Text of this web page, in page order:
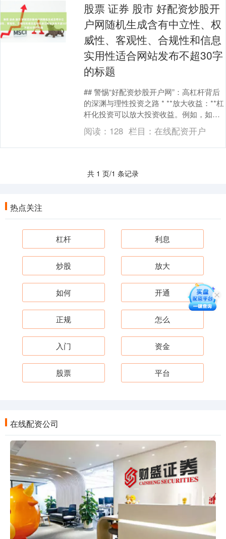
股票 证券 股市 好配资炒股开
户网随机生成含有中立性、权
威性、客观性、合规性和信息
实用性适合网站发布不超30字
的标题
## 警惕“好配资炒股开户网”：高杠杆背后
的深渊与理性投资之路 * **放大收益：**杠
杆化投资可以放大投资收益。例如，如果
投资者投入1万元，配资10倍，则实际....
阅读： 128 栏目： 在线配资开户
共 1 页/1 条记录
热点关注
杠杆 利息
炒股 放大
如何 开通
正规 怎么
入门 资金
股票 平台
在线配资公司